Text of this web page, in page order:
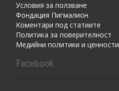
Условия за ползване
Фондация Пигмалион
Kоментaри под статиите
Политика за поверителност
Медийни политики и ценности
Facebook